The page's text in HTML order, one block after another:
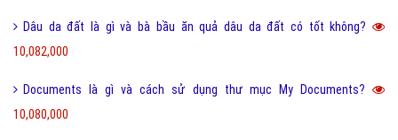
Dâu da đất là gì và bà bầu ăn quả dâu da đất có tốt không?
10,082,000
Documents là gì và cách sử dụng thư mục My Documents?
10,080,000